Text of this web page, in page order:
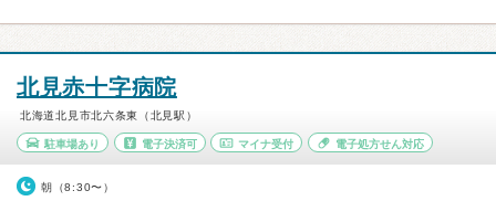
北見赤十字病院
北海道北見市北六条東（北見駅）
駐車場あり 電子決済可 マイナ受付 電子処方せん対応
朝（8:30〜）